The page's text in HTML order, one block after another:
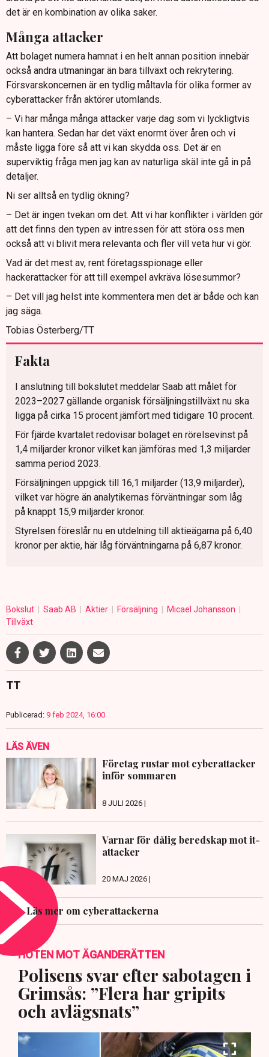
det är en kombination av olika saker.
Många attacker
Att bolaget numera hamnat i en helt annan position innebär
också andra utmaningar än bara tillväxt och rekrytering.
Försvarskoncernen är en tydlig måltavla för olika former av
cyberattacker från aktörer utomlands.
– Vi har många många attacker varje dag som vi lyckligtvis
kan hantera. Sedan har det växt enormt över åren och vi
måste ligga före så att vi kan skydda oss. Det är en
superviktig fråga men jag kan av naturliga skäl inte gå in på
detaljer.
Ni ser alltså en tydlig ökning?
– Det är ingen tvekan om det. Att vi har konflikter i världen gör
att det finns den typen av intressen för att störa oss men
också att vi blivit mera relevanta och fler vill veta hur vi gör.
Vad är det mest av, rent företagsspionage eller
hackerattacker för att till exempel avkräva lösesummor?
– Det vill jag helst inte kommentera men det är både och kan
jag säga.
Tobias Österberg/TT
Fakta
I anslutning till bokslutet meddelar Saab att målet för
2023–2027 gällande organisk försäljningstillväxt nu ska
ligga på cirka 15 procent jämfört med tidigare 10 procent.
För fjärde kvartalet redovisar bolaget en rörelsevinst på
1,4 miljarder kronor vilket kan jämföras med 1,3 miljarder
samma period 2023.
Försäljningen uppgick till 16,1 miljarder (13,9 miljarder),
vilket var högre än analytikernas förväntningar som låg
på knappt 15,9 miljarder kronor.
Styrelsen föreslår nu en utdelning till aktieägarna på 6,40
kronor per aktie, här låg förväntningarna på 6,87 kronor.
Bokslut Saab AB Aktier Försäljning
Micael Johansson
Tillväxt
TT
Publicerad: 9 feb 2024, 16:00
LÄS ÄVEN
Företag rustar mot cyberattacker
inför sommaren
8 JULI 2026 |
Varnar för dålig beredskap mot it-
attacker
20 MAJ 2026 |
Läs mer om cyberattackerna
HOTEN MOT ÄGANDERÄTTEN
Polisens svar efter sabotagen i
Grimsås: ”Flera har gripits
och avlägsnats”